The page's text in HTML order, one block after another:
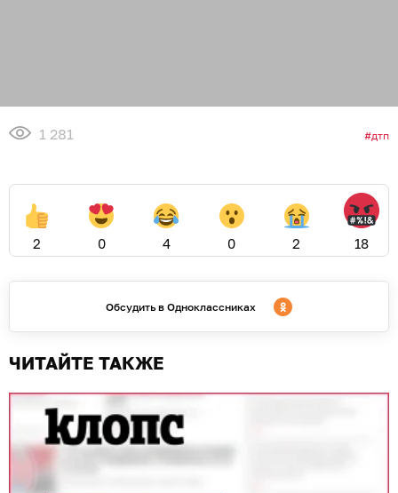
1 281 дтп
2 0 4 0 2 18
Обсудить в Одноклассниках
ЧИТАЙТЕ ТАКЖЕ